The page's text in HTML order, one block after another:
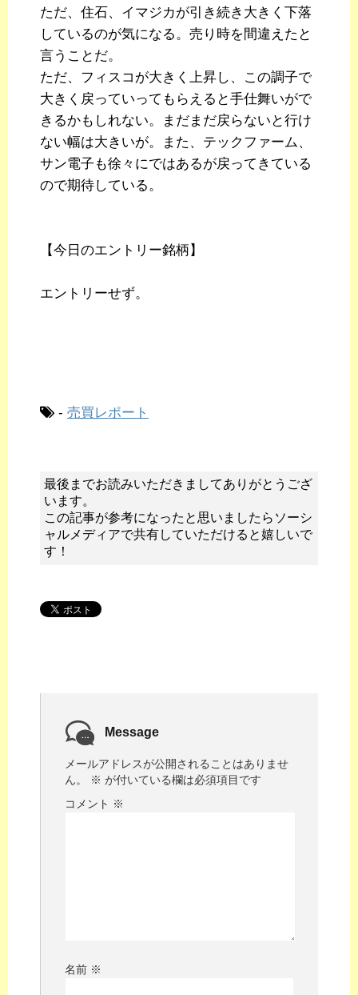
ただ、住石、イマジカが引き続き大きく下落
しているのが気になる。売り時を間違えたと
言うことだ。
ただ、フィスコが大きく上昇し、この調子で
大きく戻っていってもらえると手仕舞いがで
きるかもしれない。まだまだ戻らないと行け
ない幅は大きいが。また、テックファーム、
サン電子も徐々にではあるが戻ってきている
ので期待している。
【今日のエントリー銘柄】
エントリーせず。
- 売買レポート
最後までお読みいただきましてありがとうござ
います。
この記事が参考になったと思いましたらソーシ
ャルメディアで共有していただけると嬉しいで
す！
Message
メールアドレスが公開されることはありませ
ん。
※ が付いている欄は必須項目です
コメント ※
名前 ※